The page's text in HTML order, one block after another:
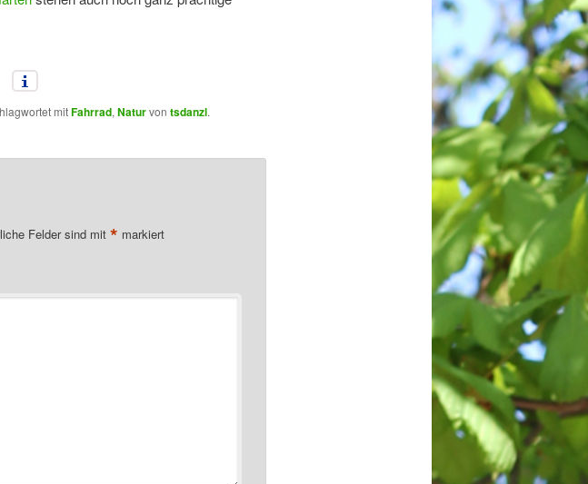
mitFahrrad, Naturvon tsdanzl.
Felder sind mit * markiert